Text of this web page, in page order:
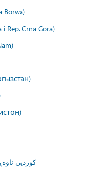
Borwa)
i Rep. Crna Gora)
کوردیی